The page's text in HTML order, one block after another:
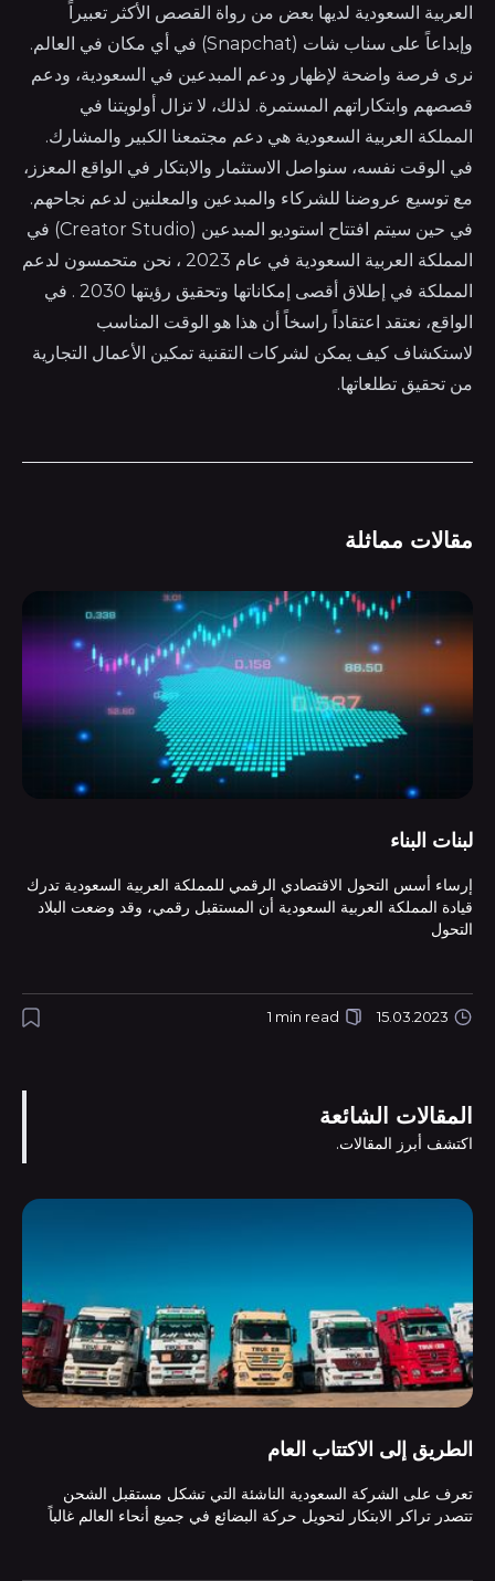
العربية السعودية لديها بعض من رواة القصص الأكثر تعبيراً
وإبداعاً على سناب شات (Snapchat) في أي مكان في العالم.
نرى فرصة واضحة لإظهار ودعم المبدعين في السعودية، ودعم
قصصهم وابتكاراتهم المستمرة. لذلك، لا تزال أولويتنا في
المملكة العربية السعودية هي دعم مجتمعنا الكبير والمشارك.
في الوقت نفسه، سنواصل الاستثمار والابتكار في الواقع المعزز،
مع توسيع عروضنا للشركاء والمبدعين والمعلنين لدعم نجاحهم.
في حين سيتم افتتاح استوديو المبدعين (Creator Studio) في
المملكة العربية السعودية في عام 2023 ، نحن متحمسون لدعم
المملكة في إطلاق أقصى إمكاناتها وتحقيق رؤيتها 2030 . في
الواقع، نعتقد اعتقاداً راسخاً أن هذا هو الوقت المناسب
لاستكشاف كيف يمكن لشركات التقنية تمكين الأعمال التجارية
من تحقيق تطلعاتها.
مقالات مماثلة
لبنات البناء
إرساء أسس التحول الاقتصادي الرقمي للمملكة العربية السعودية تدرك
قيادة المملكة العربية السعودية أن المستقبل رقمي، وقد وضعت البلاد
التحول
15.03.2023
1 min read
المقالات الشائعة
اكتشف أبرز المقالات.
الطريق إلى الاكتتاب العام
تعرف على الشركة السعودية الناشئة التي تشكل مستقبل الشحن
تتصدر تراكر الابتكار لتحويل حركة البضائع في جميع أنحاء العالم غالباً